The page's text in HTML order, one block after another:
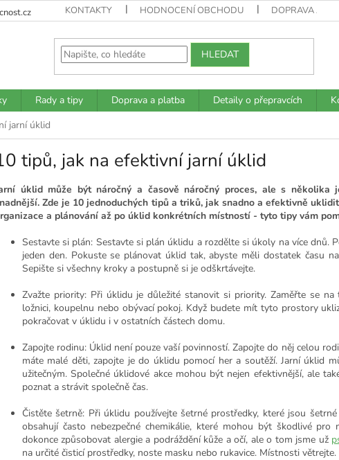
KONTAKTY HODNOCENÍ OBCHODU DOPRAVA A
HLEDAT
Rady a tipy Doprava a platba Detaily o přepravcích
jarní úklid
tipů, jak na efektivní jarní úklid
úklid může být náročný a časově náročný proces, ale s několika
Zde je 10 jednoduchých tipů a triků, jak snadno a efektivně
a plánování až po úklid konkrétních místností - tyto tipy vám
Sestavte si plán: Sestavte si plán úklidu a rozdělte si úkoly na více dnů.
jeden den. Pokuste se plánovat úklid tak, abyste měli dostatek času
Sepište si všechny kroky a postupně si je odškrtávejte.
Zvažte priority: Při úklidu je důležité stanovit si priority. Zaměřte se
ložnici, koupelnu nebo obývací pokoj. Když budete mít tyto prostory
pokračovat v úklidu i v ostatních částech domu.
Zapojte rodinu: Úklid není pouze vaší povinností. Zapojte do něj celou
máte malé děti, zapojte je do úklidu pomocí her a soutěží. Jarní úklid
užitečným. Společné úklidové akce mohou být nejen efektivnější, ale
poznat a strávit společně čas.
Čistěte šetrně: Při úklidu používejte šetrné prostředky, které jsou
obsahují často nebezpečné chemikálie, které mohou být škodlivé pro
dokonce způsobovat alergie a podráždění kůže a očí, ale o tom jsme už
na určité čisticí prostředky, noste masku nebo rukavice. Místnosti větrejte.